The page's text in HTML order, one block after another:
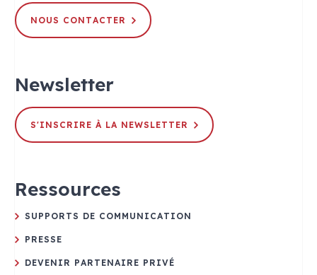
NOUS CONTACTER
Newsletter
S'INSCRIRE À LA NEWSLETTER
Ressources
SUPPORTS DE COMMUNICATION
PRESSE
DEVENIR PARTENAIRE PRIVÉ